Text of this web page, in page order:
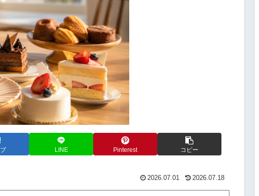
LINE Pinterest コピー
2026.07.01 2026.07.18